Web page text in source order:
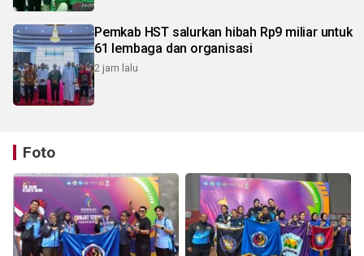
Pemkab HST salurkan hibah Rp9 miliar untuk
61 lembaga dan organisasi
2 jam lalu
Foto